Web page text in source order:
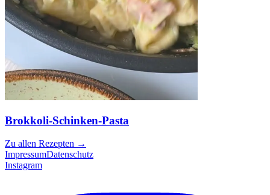
Brokkoli-Schinken-Pasta
Zu allen Rezepten →
ImpressumDatenschutz
Instagram